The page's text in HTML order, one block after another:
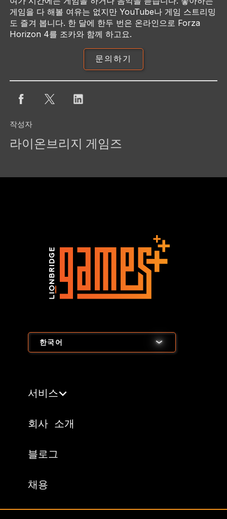
게임을 다 해볼 여유는 없지만 YouTube나 게임 스트리밍
도 즐겨 봅니다. 한 달에 한두 번은 온라인으로 Forza
Horizon 4를 조카와 함께 하고요.
문의하기
작성자
라이온브리지 게임즈
한국어
서비스
회사 소개
블로그
채용